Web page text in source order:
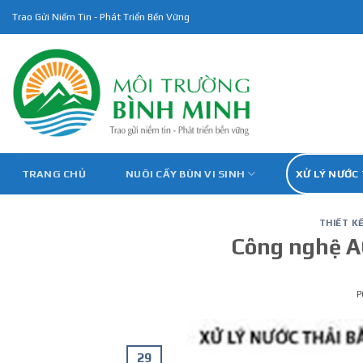
content
Trao Gửi Niềm Tin - Phát Triển Bền Vững
TRANG CHỦ NUÔI CẤY BÙN VI SINH XỬ LÝ
THIẾT
Công nghệ
29